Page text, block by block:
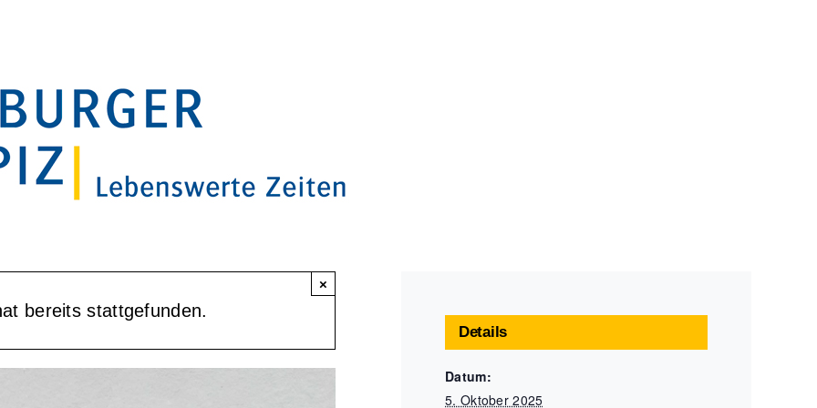
bereits stattgefunden.
×
Details
Datum:
5. Oktober 2025